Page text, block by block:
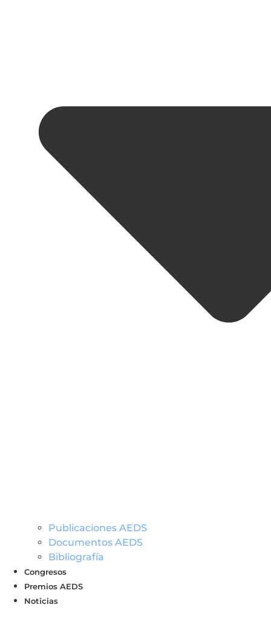
Publicaciones AEDS
Documentos AEDS
Bibliografía
Congresos
Premios AEDS
Noticias